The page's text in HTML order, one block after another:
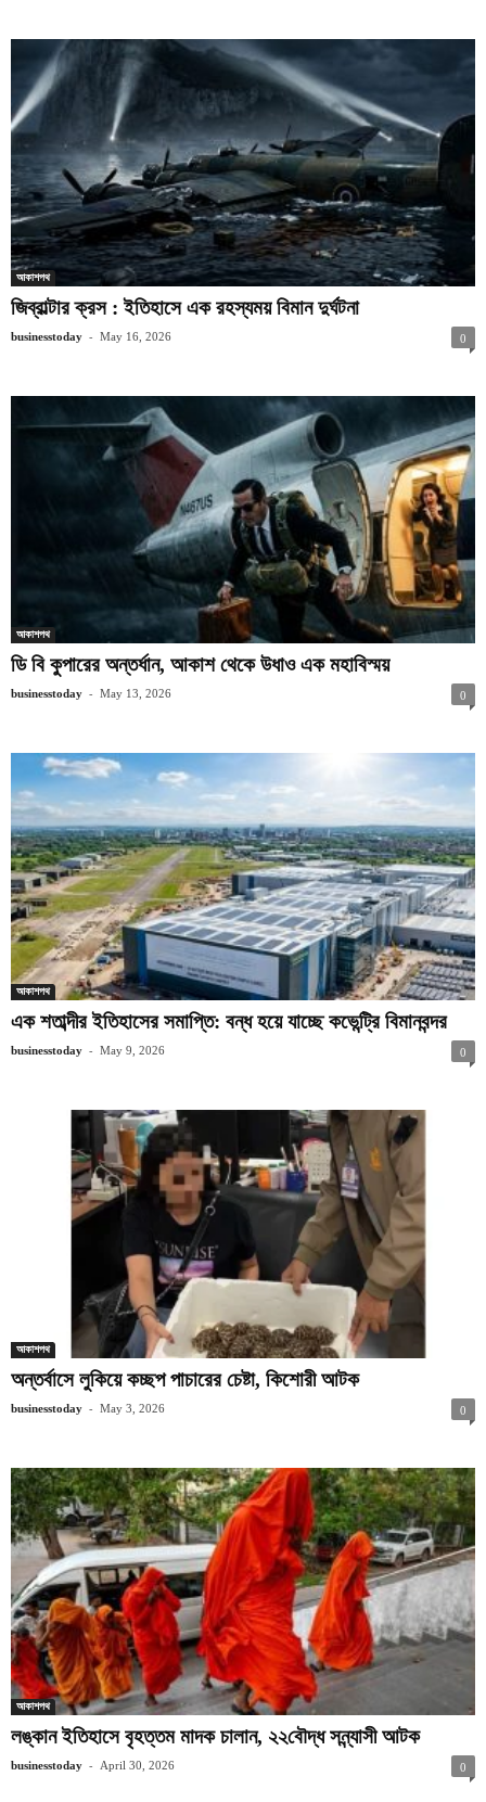
আকাশপথ
জিব্রাল্টার ক্রস : ইতিহাসে এক রহস্যময় বিমান দুর্ঘটনা
businesstoday - May 16, 2026 0
আকাশপথ
ডি বি কুপারের অন্তর্ধান, আকাশ থেকে উধাও এক মহাবিস্ময়
businesstoday - May 13, 2026 0
আকাশপথ
এক শতাব্দীর ইতিহাসের সমাপ্তি: বন্ধ হয়ে যাচ্ছে কভেন্ট্রি বিমানবন্দর
businesstoday - May 9, 2026 0
আকাশপথ
অন্তর্বাসে লুকিয়ে কচ্ছপ পাচারের চেষ্টা, কিশোরী আটক
businesstoday - May 3, 2026 0
আকাশপথ
লঙ্কান ইতিহাসে বৃহত্তম মাদক চালান, ২২বৌদ্ধ সন্ন্যাসী আটক
businesstoday - April 30, 2026 0